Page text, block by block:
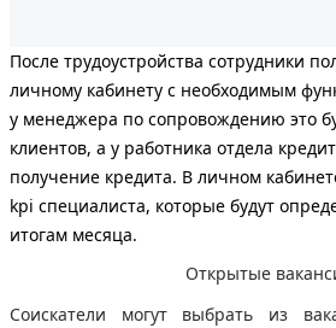
После трудоустройства сотрудники
личному кабинету с необходимым
у менеджера по сопровождению это
клиентов, а у работника отдела
получение кредита. В личном
kpi специалиста, которые будут
итогам месяца.
Открытые
Соискатели могут выбрать из